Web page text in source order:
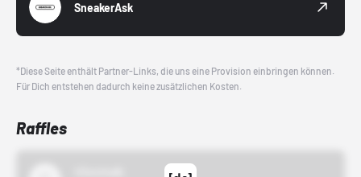
SneakerAsk
*Diese Seite enthält Partner-Links, die uns eine Provision einbringen können.
Für Dich entstehen dadurch keine zusätzlichen Kosten.
Raffles